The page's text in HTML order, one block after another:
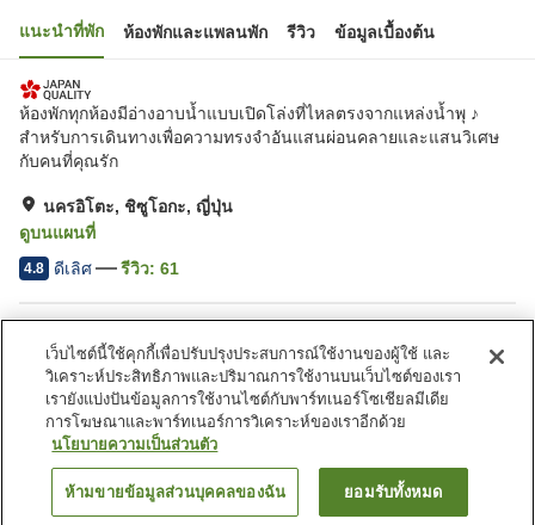
แนะนำที่พัก ห้องพักและแพลนพัก รีวิว ข้อมูลเบื้องต้น
ห้องพักทุกห้องมีอ่างอาบน้ำแบบเปิดโล่งที่ไหลตรงจากแหล่งน้ำพุ ♪
สำหรับการเดินทางเพื่อความทรงจำอันแสนผ่อนคลายและแสนวิเศษ
กับคนที่คุณรัก
นครอิโตะ, ชิซูโอกะ, ญี่ปุ่น
ดูบนแผนที่
4.8 ดีเลิศ รีวิว: 61
ที่จอดรถ
ร้านอาหาร
ห้องอาบน้ำเปิดโล่ง (มีบ่อน้ำพุ
ร้อน)
ห้องอาบน้ำใหญ่
หน้าแรก ญี่ปุ่น ชิซูโอกะ
นครอิโตะ
Izuno Takano Tennen Onsen Isana Resort
ค้นหาห้องพัก
เว็บไซต์นี้ใช้คุกกี้เพื่อปรับปรุงประสบการณ์ใช้งานของผู้ใช้ และ
วิเคราะห์ประสิทธิภาพและปริมาณการใช้งานบนเว็บไซต์ของเรา
เรายังแบ่งปันข้อมูลการใช้งานไซต์กับพาร์ทเนอร์โซเชียลมีเดีย
การโฆษณาและพาร์ทเนอร์การวิเคราะห์ของเราอีกด้วย
นโยบายความเป็นส่วนตัว
ห้ามขายข้อมูลส่วนบุคคลของฉัน ยอมรับทั้งหมด